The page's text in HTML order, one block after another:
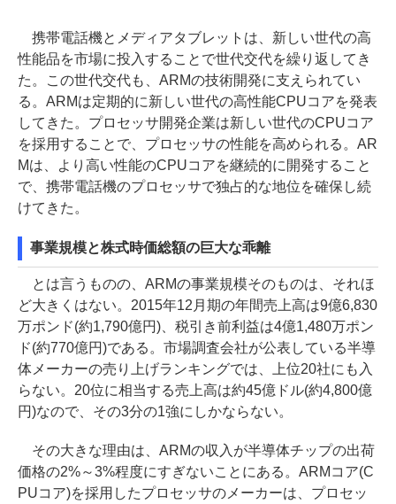
携帯電話機とメディアタブレットは、新しい世代の高
性能品を市場に投入することで世代交代を繰り返してき
た。この世代交代も、ARMの技術開発に支えられてい
る。ARMは定期的に新しい世代の高性能CPUコアを発表
してきた。プロセッサ開発企業は新しい世代のCPUコア
を採用することで、プロセッサの性能を高められる。AR
Mは、より高い性能のCPUコアを継続的に開発すること
で、携帯電話機のプロセッサで独占的な地位を確保し続
けてきた。
事業規模と株式時価総額の巨大な乖離
とは言うものの、ARMの事業規模そのものは、それほ
ど大きくはない。2015年12月期の年間売上高は9億6,830
万ポンド(約1,790億円)、税引き前利益は4億1,480万ポン
ド(約770億円)である。市場調査会社が公表している半導
体メーカーの売り上げランキングでは、上位20社にも入
らない。20位に相当する売上高は約45億ドル(約4,800億
円)なので、その3分の1強にしかならない。
その大きな理由は、ARMの収入が半導体チップの出荷
価格の2%～3%程度にすぎないことにある。ARMコア(C
PUコア)を採用したプロセッサのメーカーは、プロセッ